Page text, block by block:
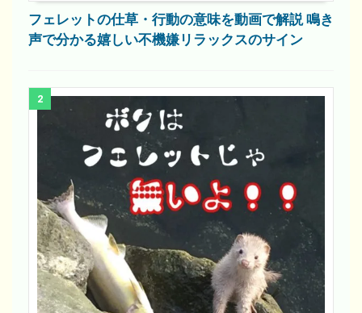
フェレットの仕草・行動の意味を動画で解説 鳴き
声で分かる嬉しい不機嫌リラックスのサイン
2